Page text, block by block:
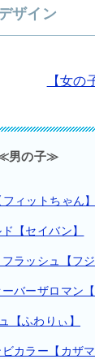
ザイン
【女の
男の子≫
ィットちゃん】
【セイバン】
ラッシュ【フジ
バーザロマン【
【ふわりぃ】
カラー【カザマ